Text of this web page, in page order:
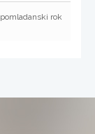
rok